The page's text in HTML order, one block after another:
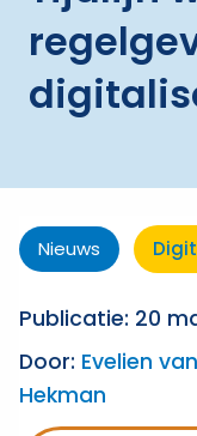
Nieuws
Publicatie: 20
Door: Evelien
Hekman